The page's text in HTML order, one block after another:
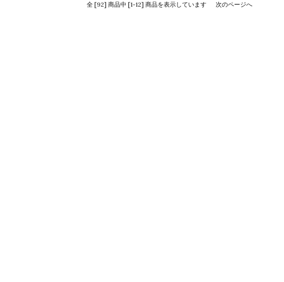
全 [92] 商品中 [1-12] 商品を表示しています 次のページへ